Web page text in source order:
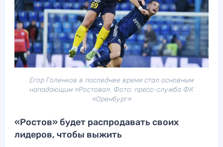
Егор Голенков в последнее время стал основным
нападающим «Ростова». Фото: пресс-служба ФК
«Оренбург»
«Ростов» будет распродавать своих
лидеров, чтобы выжить